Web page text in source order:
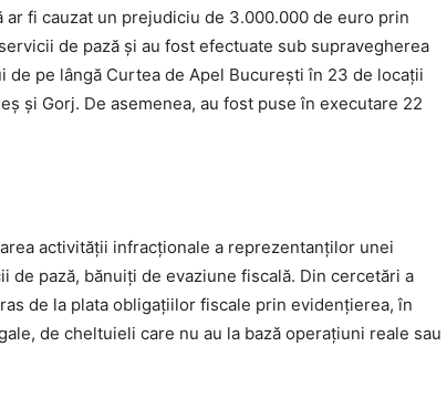
fi cauzat un prejudiciu de 3.000.000 de euro prin
de pază şi au fost efectuate sub supravegherea
pe lângă Curtea de Apel București în 23 de locaţii
și Gorj. De asemenea, au fost puse în executare 22
activității infracționale a reprezentanților unei
pază, bănuiți de evaziune fiscală. Din cercetări a
de la plata obligațiilor fiscale prin evidențierea, în
de cheltuieli care nu au la bază operațiuni reale sau